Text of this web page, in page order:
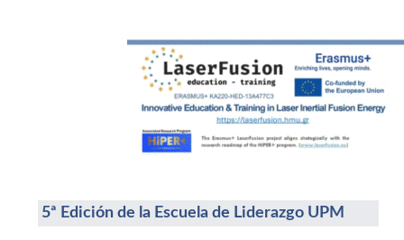
5ª Edición de la Escuela de Liderazgo UPM